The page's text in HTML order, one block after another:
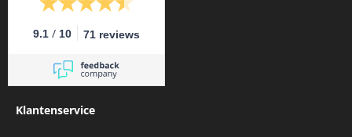
9.1 / 10 71 reviews
Klantenservice